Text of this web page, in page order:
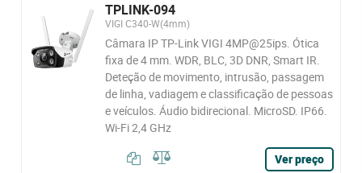
TPLINK-094
VIGI C340-W(4mm)
Câmara IP TP-Link VIGI 4MP@25ips. Ótica
fixa de 4 mm. WDR, BLC, 3D DNR, Smart IR.
Deteção de movimento, intrusão, passagem
de linha, vadiagem e classificação de pessoas
e veículos. Áudio bidirecional. MicroSD. IP66.
Wi-Fi 2,4 GHz
Ver preço